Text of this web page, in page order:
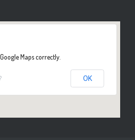
Maps correctly.
OK